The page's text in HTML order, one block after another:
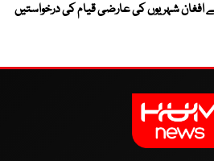
افغان شہریوں کی عارضی قیام کی درخواستیں